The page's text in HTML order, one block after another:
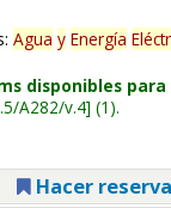
Agua y Energía
disponibles
A282/v.4 (1).
Hacer reserva